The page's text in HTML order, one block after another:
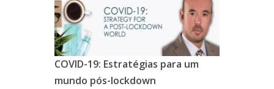
COVID-19: Estratégias para um
mundo pós-lockdown